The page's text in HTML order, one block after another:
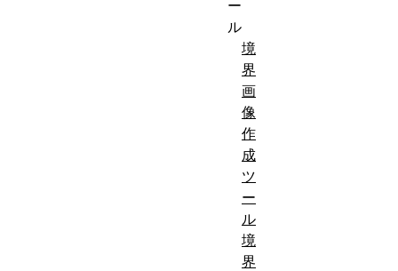
ー
ル
境
界
画
像
作
成
ツ
ー
ル
境
界